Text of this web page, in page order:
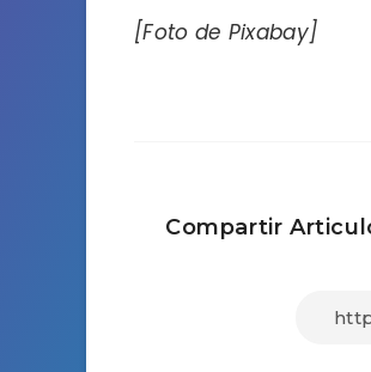
[Foto de Pixabay]
Compartir